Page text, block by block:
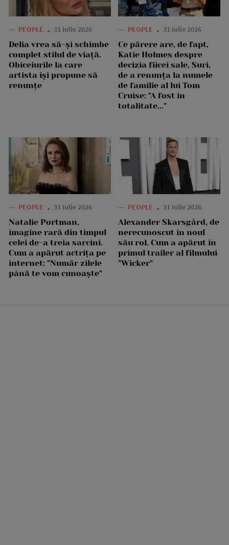
— PEOPLE 31 iulie 2026
Delia vrea să-și schimbe
complet stilul de viață.
Obiceiurile la care
artista își propune să
renunțe
— PEOPLE 31 iulie 2026
Ce părere are, de fapt,
Katie Holmes despre
decizia fiicei sale, Suri,
de a renunța la numele
de familie al lui Tom
Cruise: "A fost în
totalitate..."
— PEOPLE 31 iulie 2026
Natalie Portman,
imagine rară din timpul
celei de-a treia sarcini.
Cum a apărut actrița pe
internet: "Număr zilele
până te vom cunoaște"
— PEOPLE 31 iulie 2026
Alexander Skarsgård, de
nerecunoscut în noul
său rol. Cum a apărut în
primul trailer al filmului
"Wicker"